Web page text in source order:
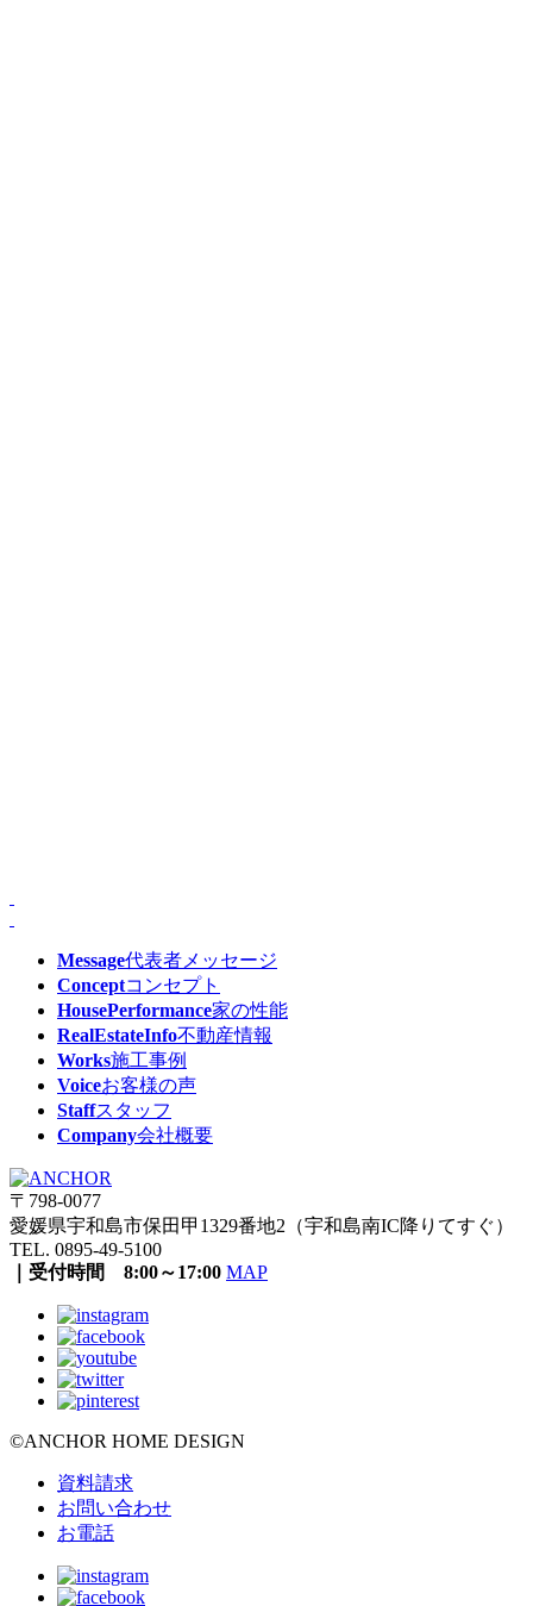
Message代表者メッセージ
Conceptコンセプト
HousePerformance家の性能
RealEstateInfo不動産情報
Works施工事例
Voiceお客様の声
Staffスタッフ
Company会社概要
〒798-0077
愛媛県宇和島市保田甲1329番地2（宇和島南IC降りてすぐ）
TEL. 0895-49-5100
｜受付時間 8:00～17:00 MAP
©ANCHOR HOME DESIGN
資料請求
お問い合わせ
お電話